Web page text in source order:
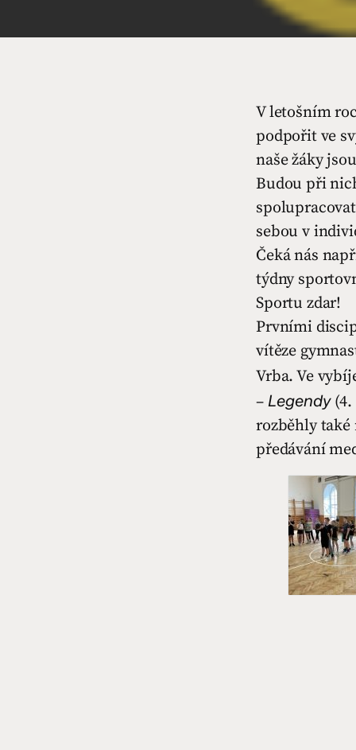
V letošním
podpořit ve
naše žáky
Budou při
sebou v
Čeká nás
týdny
Sportu zdar!
Prvními
vítěze
Vrba. Ve
– Legendy(4.
rozběhly také
předávání